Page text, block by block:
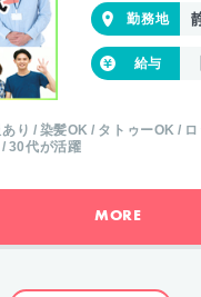
り 染髪OK タトゥーOK
30代が活躍
MORE